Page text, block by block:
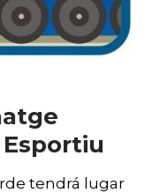
tendrá lugar